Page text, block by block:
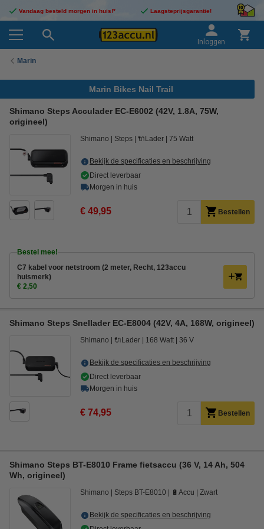
Vandaag besteld morgen in huis!* Laagsteprijsgarantie!
Inloggen
Marin
Marin Bikes Nail Trail
Shimano Steps Acculader EC-E6002 (42V, 1.8A, 75W,
origineel)
Shimano Steps 🔌Lader 75 Watt
Bekijk de specificaties en beschrijving
Direct leverbaar
Morgen in huis
€ 49,95 Bestellen
Bestel mee!
C7 kabel voor netstroom (2 meter, Recht, 123accu
huismerk)
€ 2,50
Shimano Steps Snellader EC-E8004 (42V, 4A, 168W, origineel)
Shimano 🔌Lader 168 Watt 36 V
Bekijk de specificaties en beschrijving
Direct leverbaar
Morgen in huis
€ 74,95 Bestellen
Shimano Steps BT-E8010 Frame fietsaccu (36 V, 14 Ah, 504
Wh, origineel)
Shimano Steps BT-E8010 🔋Accu Zwart
Bekijk de specificaties en beschrijving